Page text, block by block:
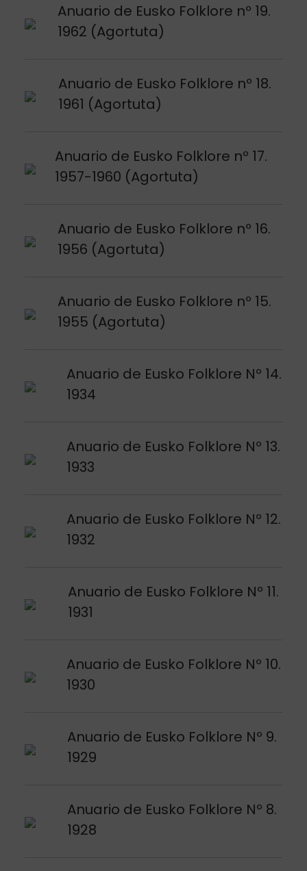
Anuario de Eusko Folklore nº 19.
1962 (Agortuta)
Argitalpena ikusi
Anuario de Eusko Folklore nº 18.
1961 (Agortuta)
Argitalpena ikusi
Anuario de Eusko Folklore nº 17.
1957-1960 (Agortuta)
Argitalpena ikusi
Anuario de Eusko Folklore nº 16.
1956 (Agortuta)
Argitalpena ikusi
Anuario de Eusko Folklore nº 15.
1955 (Agortuta)
Argitalpena ikusi
Anuario de Eusko Folklore Nº 14.
1934
Argitalpena ikusi
Anuario de Eusko Folklore Nº 13.
1933
Argitalpena ikusi
Anuario de Eusko Folklore Nº 12.
1932
Argitalpena ikusi
Anuario de Eusko Folklore Nº 11.
1931
Argitalpena ikusi
Anuario de Eusko Folklore Nº 10.
1930
Argitalpena ikusi
Anuario de Eusko Folklore Nº 9.
1929
Argitalpena ikusi
Anuario de Eusko Folklore Nº 8.
1928
Argitalpena ikusi